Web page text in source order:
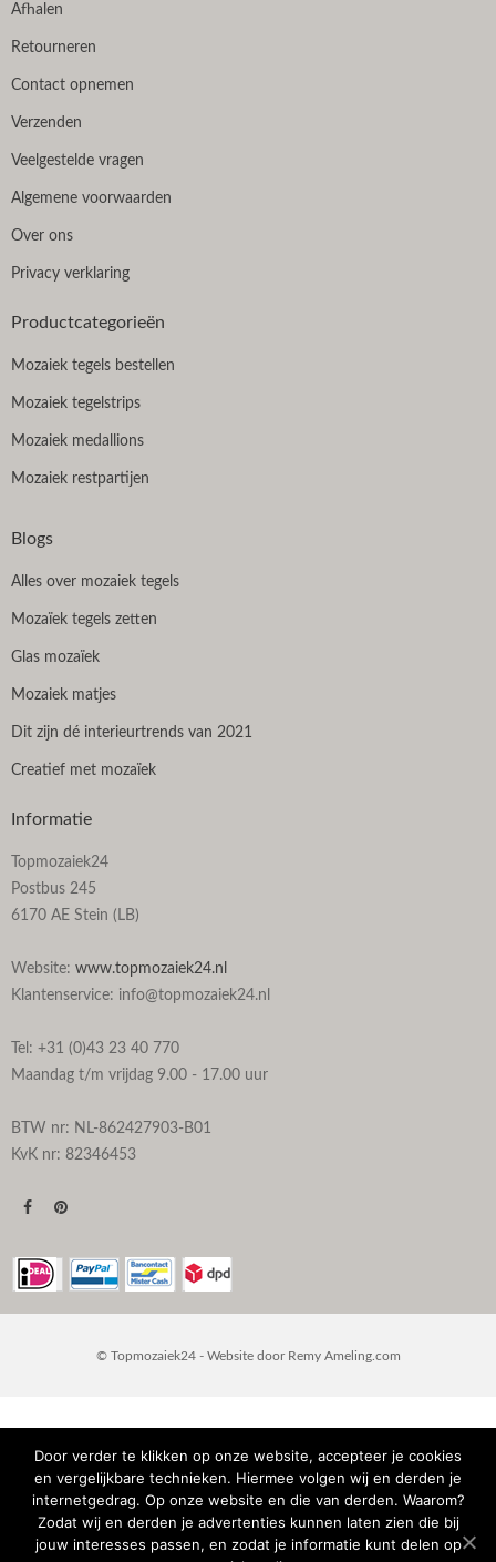
Afhalen
Retourneren
Contact opnemen
Verzenden
Veelgestelde vragen
Algemene voorwaarden
Over ons
Privacy verklaring
Productcategorieën
Mozaiek tegels bestellen
Mozaiek tegelstrips
Mozaiek medallions
Mozaiek restpartijen
Blogs
Alles over mozaiek tegels
Mozaïek tegels zetten
Glas mozaïek
Mozaiek matjes
Dit zijn dé interieurtrends van 2021
Creatief met mozaïek
Informatie
Topmozaiek24
Postbus 245
6170 AE Stein (LB)
Website: www.topmozaiek24.nl
Klantenservice: info@topmozaiek24.nl
Tel: +31 (0)43 23 40 770
Maandag t/m vrijdag 9.00 - 17.00 uur
BTW nr: NL-862427903-B01
KvK nr: 82346453
© Topmozaiek24 - Website door Remy Ameling.com
Door verder te klikken op onze website, accepteer je cookies
en vergelijkbare technieken. Hiermee volgen wij en derden je
internetgedrag. Op onze website en die van derden. Waarom?
Zodat wij en derden je advertenties kunnen laten zien die bij
jouw interesses passen, en zodat je informatie kunt delen op